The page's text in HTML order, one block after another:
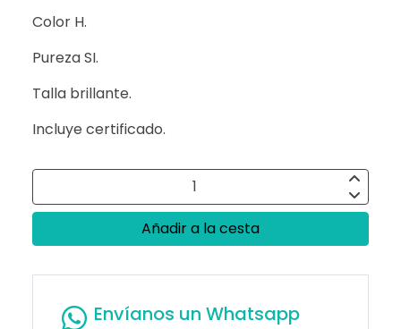
Color H.
Pureza SI.
Talla brillante.
Incluye certificado.
Añadir a la cesta
Envíanos un Whatsapp